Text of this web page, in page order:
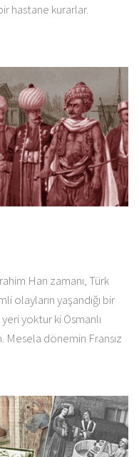
hastane kurarlar.
Han zamanı, Türk
olayların yaşandığı bir
yoktur ki Osmanlı
Mesela dönemin Fransız